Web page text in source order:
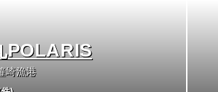
POLARIS
崎漁港